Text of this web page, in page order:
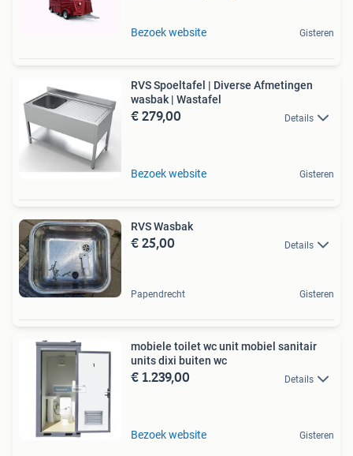
Bezoek website Gisteren
RVS Spoeltafel | Diverse Afmetingen
wasbak | Wastafel
€ 279,00 Details
Bezoek website Gisteren
RVS Wasbak
€ 25,00 Details
Papendrecht Gisteren
mobiele toilet wc unit mobiel sanitair
units dixi buiten wc
€ 1.239,00 Details
Bezoek website Gisteren